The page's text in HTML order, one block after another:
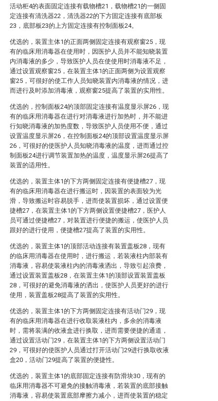
活动柜4的表面固定连接有载物槽21，载物槽21的一侧固
定连接有清洗器22，清洗器22的下方固定连接有底部板
23，底部板23的上方固定连接有控制面板24。
优选的，装置主体1的正面两侧固定连接有观察窗25，现
有的临床用消毒器在使用时，因医护人员并不能知晓装置
内消毒液的多少，导致医护人员在使使用时消毒液不足，
通过设置观察窗25，在装置主体1的正面两侧为设置观察
窗25，可很好的使工作人员知晓装置内消毒液的情况，进
而进行及时添加消毒液，观察窗25提高了装置的实用性。
优选的，控制面板24的顶部固定连接有温度显示屏26，现
有的临床用消毒器在进行对消毒液进行加热时，并不能进
行知晓消毒液的加热度数，导致医护人员使用不便，通过
设置温度显示屏26，在控制面板24的顶部设置温度显示屏
26，可很好的使医护人员知晓消毒液的温度，进而通过控
制面板24进行调节装置加热的温度，温度显示屏26提高了
装置的适用性。
优选的，装置主体1的下方两侧固定连接有便捷槽27，现
有的临床用消毒器在进行搬运时，因装置的表面较为光
滑，导致搬运时容易脱手，进而使装置损坏，通过设置便
捷槽27，在装置主体1的下方两侧设置便捷槽27，医护人
员可通过便捷槽27，对装置进行便捷的搬运，使医护人员
跟好的进行使用，便捷槽27提高了装置的实用性。
优选的，装置主体1的顶部活动连接有装置盖板28，现有
的临床用消毒器在使用时，进行搬运，若装液柱内部装有
消毒液，容易使装液柱内的消毒液洒出，导致引起浪费，
通过设置装置盖板28，在装置主体1的顶部设置装置盖板
28，可很好的避免消毒液的洒出，使医护人员更好的进行
使用，装置盖板28提高了装置的实用性。
优选的，装置主体1的下方两侧固定连接有活动门29，现
有的临床用消毒器在进行收取装液柱内，多余的消毒液
时，需将装满的收液盒进行换取，进而需要便捷的通道，
通过设置活动门29，在装置主体1的下方两侧设置活动门
29，可很好的使医护人员通过打开活动门29进行换取收液
盒20，活动门29提高了装置的便捷性。
优选的，装置主体1的底部固定连接有防滑块30，现有的
临床用消毒器不可避免的接触消毒液，若装置的底部接触
消毒液，容易使装置底部摩擦力减小，进而使装置的稳定